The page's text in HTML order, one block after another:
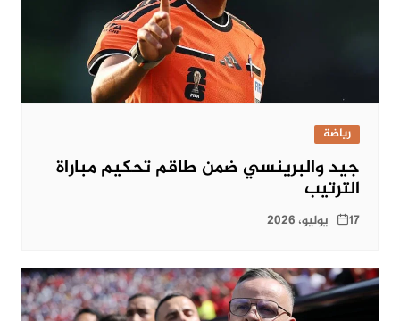
رياضة
جيد والبرينسي ضمن طاقم تحكيم مباراة
الترتيب
17 يوليو، 2026